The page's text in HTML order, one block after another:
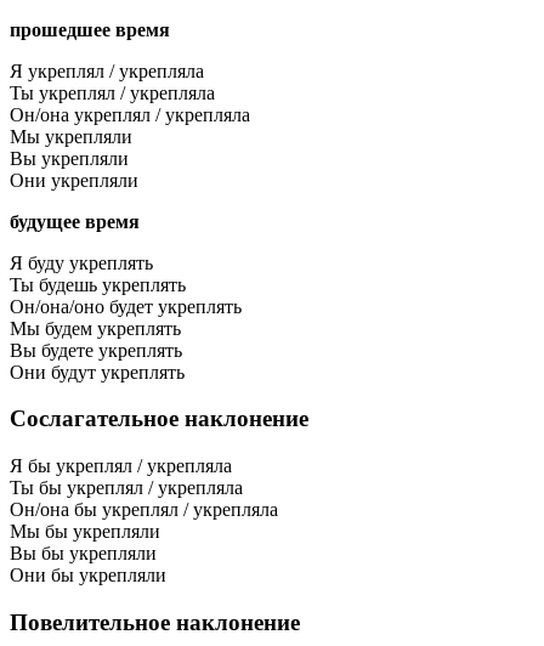
прошедшее время
Я укреплял / укрепляла
Ты укреплял / укрепляла
Он/она укреплял / укрепляла
Мы укрепляли
Вы укрепляли
Они укрепляли
будущее время
Я буду укреплять
Ты будешь укреплять
Он/она/оно будет укреплять
Мы будем укреплять
Вы будете укреплять
Они будут укреплять
Сослагательное наклонение
Я бы укреплял / укрепляла
Ты бы укреплял / укрепляла
Он/она бы укреплял / укрепляла
Мы бы укрепляли
Вы бы укрепляли
Они бы укрепляли
Повелительное наклонение